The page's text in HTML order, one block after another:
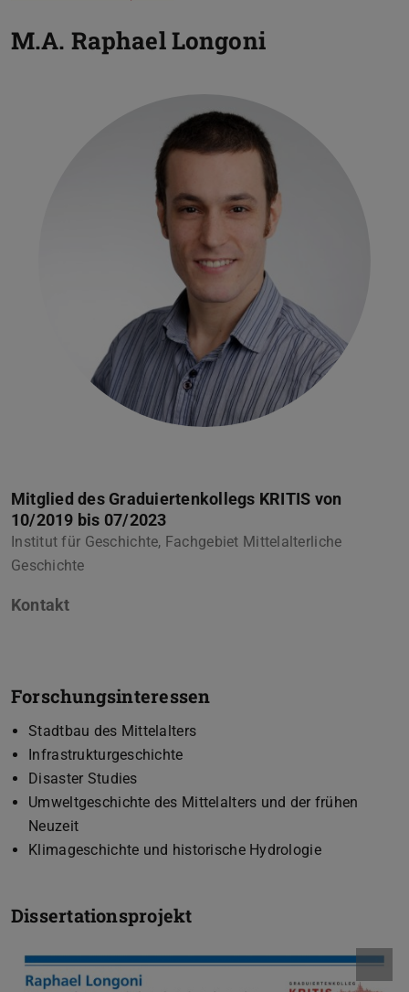
M.A. Raphael Longoni
Mitglied des Graduiertenkollegs KRITIS von
10/2019 bis 07/2023
Institut für Geschichte, Fachgebiet Mittelalterliche
Geschichte
Kontakt
Forschungsinteressen
Stadtbau des Mittelalters
Infrastrukturgeschichte
Disaster Studies
Umweltgeschichte des Mittelalters und der frühen
Neuzeit
Klimageschichte und historische Hydrologie
Dissertationsprojekt